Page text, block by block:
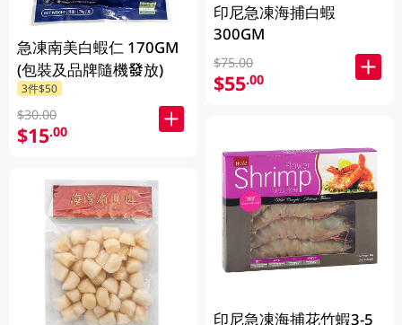
急凍南美白蝦仁 170GM
(包裝及品牌隨機發放)
3件$50
$30.00
$15.00
印尼急凍海捕白蝦
300GM
$75.00
$55.00
印尼急凍海捕花竹蝦3-5